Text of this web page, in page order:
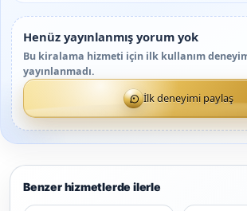
Henüz yayınlanmış yorum yok
Bu kiralama hizmeti için ilk kullanım
yayınlanmadı.
İlk deneyimi paylaş
Benzer hizmetlerde ilerle